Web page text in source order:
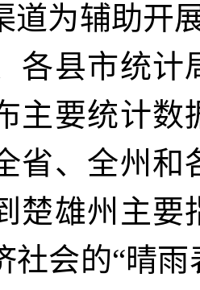
道为辅助开
各县市统计
主要统计数
省、全州
楚雄州主要
社会的“晴